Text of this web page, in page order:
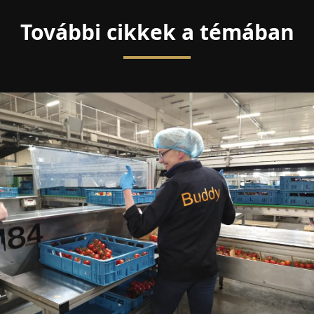
További cikkek a témában